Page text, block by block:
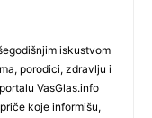
iskustvom
porodici, zdravlju i
VasGlas.info
koje informišu,